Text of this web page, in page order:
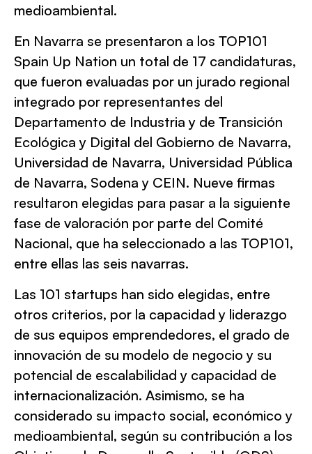
medioambiental.
En Navarra se presentaron a los TOP101
Spain Up Nation un total de 17 candidaturas,
que fueron evaluadas por un jurado regional
integrado por representantes del
Departamento de Industria y de Transición
Ecológica y Digital del Gobierno de Navarra,
Universidad de Navarra, Universidad Pública
de Navarra, Sodena y CEIN. Nueve firmas
resultaron elegidas para pasar a la siguiente
fase de valoración por parte del Comité
Nacional, que ha seleccionado a las TOP101,
entre ellas las seis navarras.
Las 101 startups han sido elegidas, entre
otros criterios, por la capacidad y liderazgo
de sus equipos emprendedores, el grado de
innovación de su modelo de negocio y su
potencial de escalabilidad y capacidad de
internacionalización. Asimismo, se ha
considerado su impacto social, económico y
medioambiental, según su contribución a los